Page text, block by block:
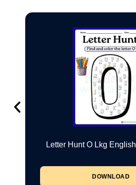
Letter Hunt O Lkg
DOWNLOAD